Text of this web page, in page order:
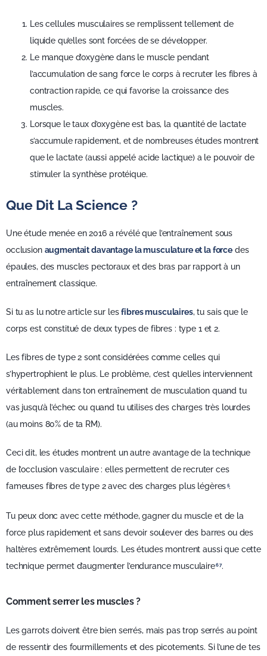
Les cellules musculaires se remplissent tellement de
liquide qu’elles sont forcées de se développer.
Le manque d’oxygène dans le muscle pendant
l’accumulation de sang force le corps à recruter les fibres à
contraction rapide, ce qui favorise la croissance des
muscles.
Lorsque le taux d’oxygène est bas, la quantité de lactate
s’accumule rapidement, et de nombreuses études montrent
que le lactate (aussi appelé acide lactique) a le pouvoir de
stimuler la synthèse protéique.
Que Dit La Science ?
Une étude menée en 2016 a révélé que l’entraînement sous
occlusion augmentait davantage la musculature et la force des
épaules, des muscles pectoraux et des bras par rapport à un
entraînement classique.
Si tu as lu notre article sur lesfibres musculaires, tu sais que le
corps est constitué de deux types de fibres : type 1 et 2.
Les fibres de type 2 sont considérées comme celles qui
s’hypertrophient le plus. Le problème, c’est qu’elles interviennent
véritablement dans ton entraînement de musculation quand tu
vas jusqu’à l’échec ou quand tu utilises des charges très lourdes
(au moins 80% de ta RM).
Ceci dit, les études montrent un autre avantage de la technique
de l’occlusion vasculaire : elles permettent de recruter ces
fameuses fibres de type 2 avec des charges plus légères 5.
Tu peux donc avec cette méthode, gagner du muscle et de la
force plus rapidement et sans devoir soulever des barres ou des
haltères extrêmement lourds. Les études montrent aussi que cette
technique permet d’augmenter l’endurance musculaire67.
Comment serrer les muscles ?
Les garrots doivent être bien serrés, mais pas trop serrés au point
de ressentir des fourmillements et des picotements. Si l’une de tes